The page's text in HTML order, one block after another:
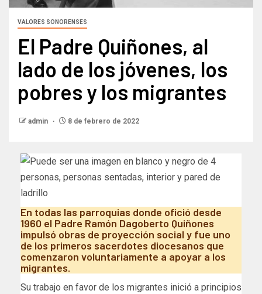
VALORES SONORENSES
El Padre Quiñones, al
lado de los jóvenes, los
pobres y los migrantes
admin 8 de febrero de 2022
En todas las parroquias donde ofició desde
1960 el Padre Ramón Dagoberto Quiñones
impulsó obras de proyección social y fue uno
de los primeros sacerdotes diocesanos que
comenzaron voluntariamente a apoyar a los
migrantes.
Su trabajo en favor de los migrantes inició a principios